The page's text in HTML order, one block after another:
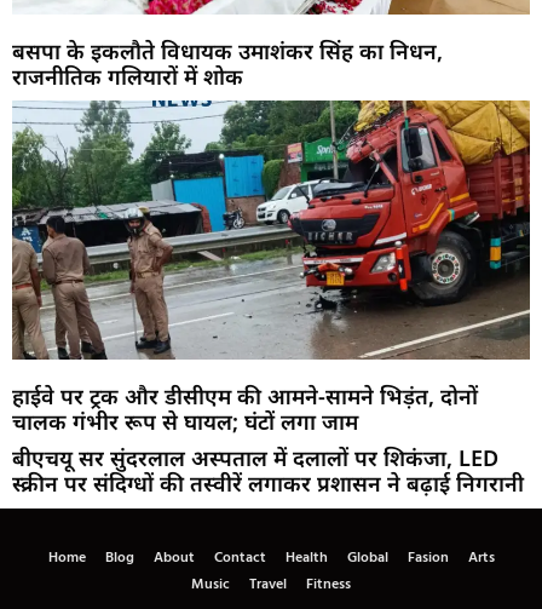
बसपा के इकलौते विधायक उमाशंकर सिंह का निधन,
राजनीतिक गलियारों में शोक
हाईवे पर ट्रक और डीसीएम की आमने-सामने भिड़ंत, दोनों
चालक गंभीर रूप से घायल; घंटों लगा जाम
बीएचयू सर सुंदरलाल अस्पताल में दलालों पर शिकंजा, LED
स्क्रीन पर संदिग्धों की तस्वीरें लगाकर प्रशासन ने बढ़ाई निगरानी
Home Blog About Contact Health Global Fasion
Arts
Music
Travel Fitness